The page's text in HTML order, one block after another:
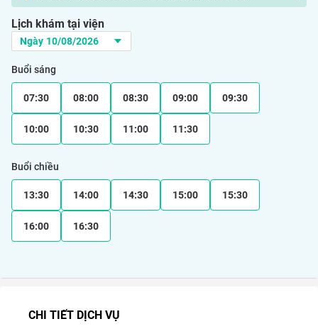
Lịch khám tại viện
Buổi sáng
07:30 08:00 08:30 09:00 09:30
10:00 10:30 11:00 11:30
Buổi chiều
13:30 14:00 14:30 15:00 15:30
16:00 16:30
CHI TIẾT DỊCH VỤ